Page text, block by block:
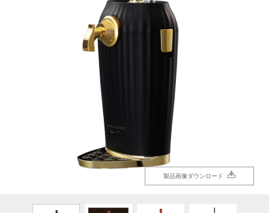
製品画像ダウンロード
製品画像ダウンロード
製品画像ダウンロード
製品画像ダウンロード
製品画像ダウンロード
製品画像ダウンロード
製品画像ダウンロード
製品画像ダウンロード
製品画像ダウンロード
製品画像ダウンロード
製品画像ダウンロード
製品画像ダウンロード
製品画像ダウンロード
製品画像ダウンロード
製品画像ダウンロード
製品画像ダウンロード